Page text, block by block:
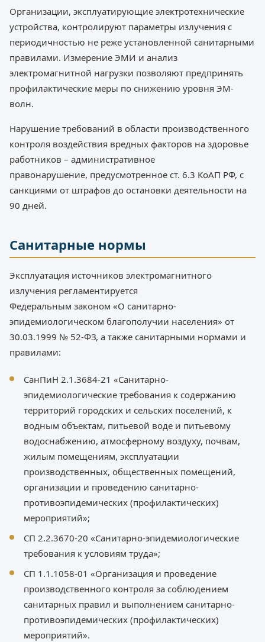
Организации, эксплуатирующие электротехнические
устройства, контролируют параметры излучения с
периодичностью не реже установленной санитарными
правилами. Измерение ЭМИ и анализ
электромагнитной нагрузки позволяют предпринять
профилактические меры по снижению уровня ЭМ-
волн.
Нарушение требований в области производственного
контроля воздействия вредных факторов на здоровье
работников – административное
правонарушение, предусмотренное ст. 6.3 КоАП РФ, с
санкциями от штрафов до остановки деятельности на
90 дней.
Санитарные нормы
Эксплуатация источников электромагнитного
излучения регламентируется
Федеральным законом «О санитарно-
эпидемиологическом благополучии населения» от
30.03.1999 № 52-ФЗ, а также санитарными нормами и
правилами:
СанПиН 2.1.3684-21 «Санитарно-
эпидемиологические требования к содержанию
территорий городских и сельских поселений, к
водным объектам, питьевой воде и питьевому
водоснабжению, атмосферному воздуху, почвам,
жилым помещениям, эксплуатации
производственных, общественных помещений,
организации и проведению санитарно-
противоэпидемических (профилактических)
мероприятий»;
СП 2.2.3670-20 «Санитарно-эпидемиологические
требования к условиям труда»;
СП 1.1.1058-01 «Организация и проведение
производственного контроля за соблюдением
санитарных правил и выполнением санитарно-
противоэпидемических (профилактических)
мероприятий».